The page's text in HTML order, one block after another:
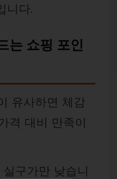
니다.
는 쇼핑 포인
유사하면 체감
격 대비 만족이
구가만 낮습니